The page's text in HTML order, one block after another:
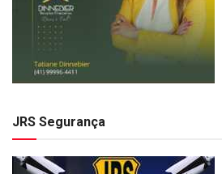
JRS Segurança